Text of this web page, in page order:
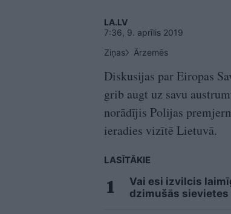
LA.LV
7:36, 9. aprīlis 2019
Ziņas
Ārzemēs
Diskusijas par Eiropas
grib augt uz savu
norādījis Polijas
ieradies vizītē Lietuvā.
LASĪTĀKIE
Vai esi izvilcis
dzimušās sievietes